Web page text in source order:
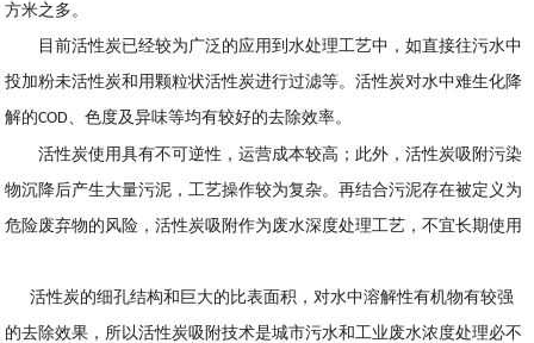
方米之多。
目前活性炭已经较为广泛的应用到水处理工艺中，如直接往污水中
投加粉未活性炭和用颗粒状活性炭进行过滤等。活性炭对水中难生化降
解的COD、色度及异味等均有较好的去除效率。
活性炭使用具有不可逆性，运营成本较高；此外，活性炭吸附污染
物沉降后产生大量污泥，工艺操作较为复杂。再结合污泥存在被定义为
危险废弃物的风险，活性炭吸附作为废水深度处理工艺，不宜长期使用
活性炭的细孔结构和巨大的比表面积，对水中溶解性有机物有较强
的去除效果，所以活性炭吸附技术是城市污水和工业废水浓度处理必不